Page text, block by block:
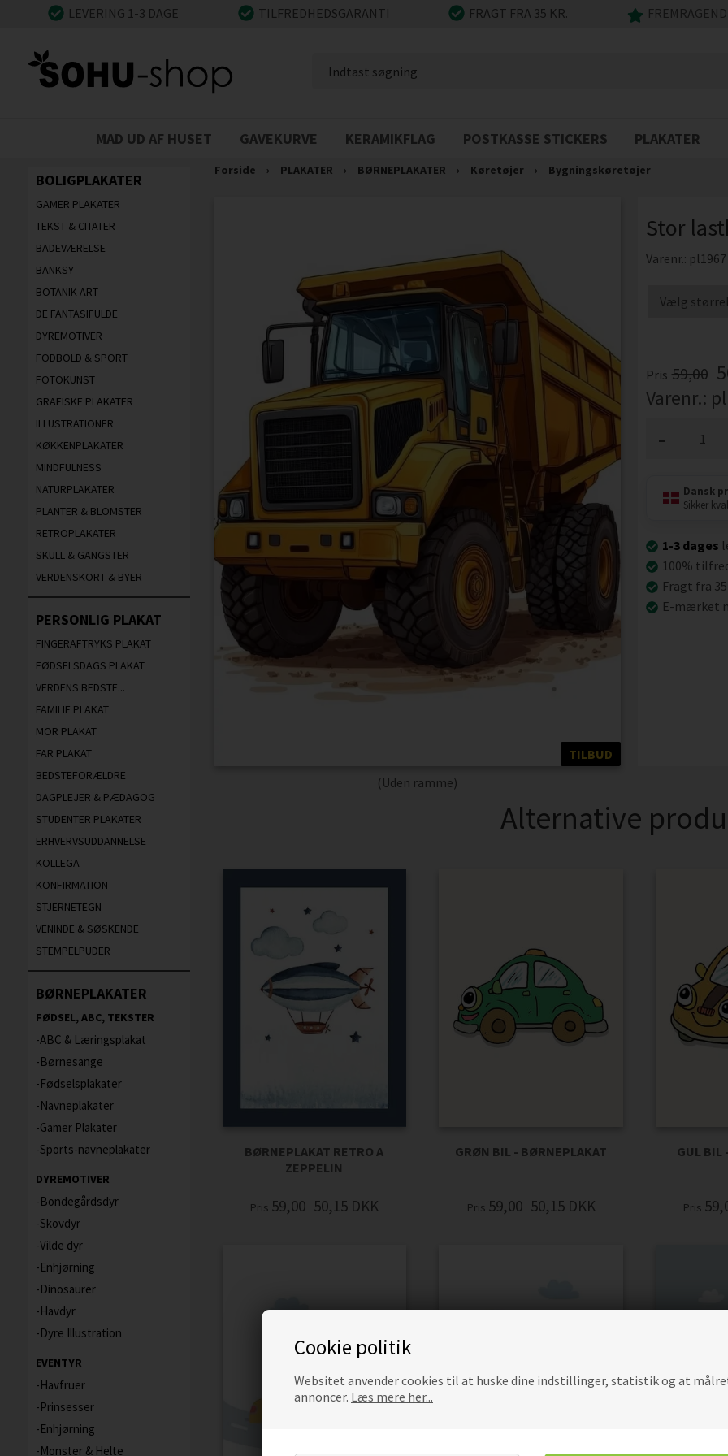
Cookie politik
Websitet anvender cookies til at huske dine indstillinger, statistik og at
annoncer. Læs mere her...
LEVERING 1-3 DAGE TILFREDHEDSGARANTI FRAGT FRA 35 KR.
MAD UD AF HUSET GAVEKURVE KERAMIKFLAG POSTKASSE STICKERS PLAKATER
BOLIGPLAKATER
GAMER PLAKATER
TEKST & CITATER
BADEVÆRELSE
BANKSY
BOTANIK ART
DE FANTASIFULDE
DYREMOTIVER
FODBOLD & SPORT
FOTOKUNST
GRAFISKE PLAKATER
ILLUSTRATIONER
KØKKENPLAKATER
MINDFULNESS
NATURPLAKATER
PLANTER & BLOMSTER
RETROPLAKATER
SKULL & GANGSTER
VERDENSKORT & BYER
PERSONLIG PLAKAT
FINGERAFTRYKS PLAKAT
FØDSELSDAGS PLAKAT
VERDENS BEDSTE...
FAMILIE PLAKAT
MOR PLAKAT
FAR PLAKAT
BEDSTEFORÆLDRE
DAGPLEJER & PÆDAGOG
STUDENTER PLAKATER
ERHVERVSUDDANNELSE
KOLLEGA
KONFIRMATION
STJERNETEGN
VENINDE & SØSKENDE
STEMPELPUDER
BØRNEPLAKATER
FØDSEL, ABC, TEKSTER
ABC & Læringsplakat
Børnesange
Fødselsplakater
Navneplakater
Gamer Plakater
Sports-navneplakater
DYREMOTIVER
Bondegårdsdyr
Skovdyr
Vilde dyr
Enhjørning
Dinosaurer
Havdyr
Dyre Illustration
EVENTYR
Havfruer
Prinsesser
Enhjørning
Monster & Helte
Forside › PLAKATER › BØRNEPLAKATER › Køretøjer › Bygningskøretøjer
TILBUD
(Uden ramme)
Stor
Varenr.: pl1967
Pris 59,00
Varenr.:
-
Dansk
Sikker
1-3 dages
100%
Fragt fra
E-mærket
Alternative
BØRNEPLAKAT RETRO A
ZEPPELIN
Pris 59,00 50,15 DKK
GRØN BIL - BØRNEPLAKAT
Pris 59,00 50,15 DKK
GUL BIL
Pris